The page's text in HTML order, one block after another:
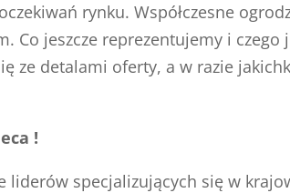
rynku. Współczesne
jeszcze reprezentujemy i czego
ze detalami oferty, a w razie
!
liderów specjalizujących się w